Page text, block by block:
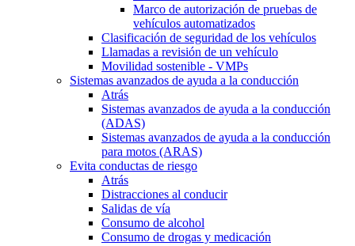
Marco de autorización de pruebas de
vehículos automatizados
Clasificación de seguridad de los vehículos
Llamadas a revisión de un vehículo
Movilidad sostenible - VMPs
Sistemas avanzados de ayuda a la conducción
Atrás
Sistemas avanzados de ayuda a la conducción
(ADAS)
Sistemas avanzados de ayuda a la conducción
para motos (ARAS)
Evita conductas de riesgo
Atrás
Distracciones al conducir
Salidas de vía
Consumo de alcohol
Consumo de drogas y medicación